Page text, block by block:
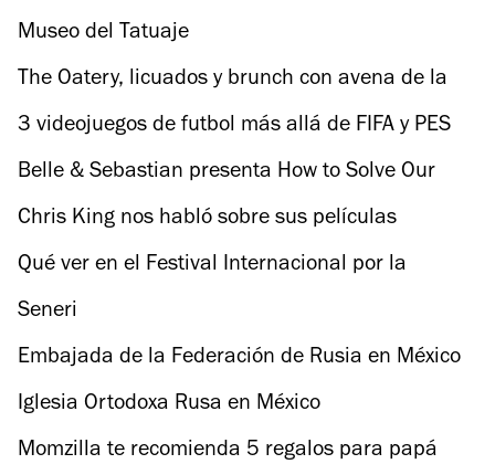
Museo del Tatuaje
The Oatery, licuados y brunch con avena de la
chef Martha Ortiz de Dulce Patria
3 videojuegos de futbol más allá de FIFA y PES
Belle & Sebastian presenta How to Solve Our
Human Problems en la CDMX
Chris King nos habló sobre sus películas
favoritas, bandas texanas y canciones tristes
Qué ver en el Festival Internacional por la
Diversidad Sexual 2018
Seneri
Embajada de la Federación de Rusia en México
Iglesia Ortodoxa Rusa en México
Momzilla te recomienda 5 regalos para papá